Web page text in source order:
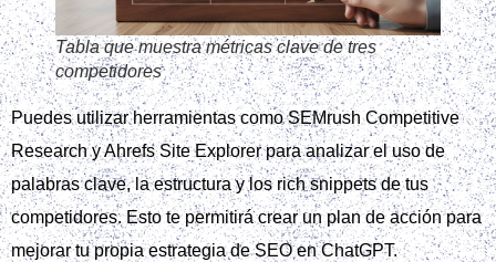
Tabla que muestra métricas clave de tres
competidores
Puedes utilizar herramientas como SEMrush Competitive
Research y Ahrefs Site Explorer para analizar el uso de
palabras clave, la estructura y los rich snippets de tus
competidores. Esto te permitirá crear un plan de acción para
mejorar tu propia estrategia de SEO en ChatGPT.